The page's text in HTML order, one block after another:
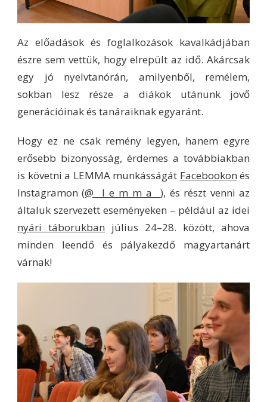
Az előadások és foglalkozások kavalkádjában
észre sem vettük, hogy elrepült az idő. Akárcsak
egy jó nyelvtanórán, amilyenből, remélem,
sokban lesz része a diákok utánunk jövő
generációinak és tanáraiknak egyaránt.
Hogy ez ne csak remény legyen, hanem egyre
erősebb bizonyosság, érdemes a továbbiakban
is követni a LEMMA munkásságát Facebookon és
Instagramon (@__l_e_m_m_a__), és részt venni az
általuk szervezett eseményeken – például az idei
nyári táborukban július 24–28. között, ahova
minden leendő és pályakezdő magyartanárt
várnak!